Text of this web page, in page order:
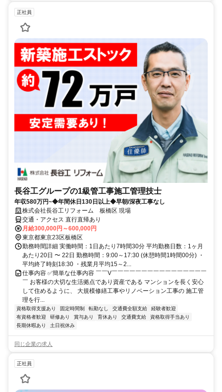
正社員
長谷工グループの1級管工事施工管理技士
年収580万円~◆年間休日130日以上◆早朝/深夜工事なし
株式会社長谷工リフォーム 板橋区 現場
交通・アクセス 直行直帰あり
月給300,000円～600,000円
東京都東京23区板橋区
勤務時間詳細 実働時間：1日あたり7時間30分 平均勤務日数：1ヶ月
あたり20日 〜 22日 勤務時間：9:00～17:30 (休憩時間1時間00分) ・
平均終了時刻18:30 ・残業月平均15～2...
仕事内容 ✅簡単な仕事内容 ￣￣V￣￣￣￣￣￣￣￣￣￣￣￣￣￣￣￣
￣ お客様の大切な生活拠点であり資産である マンションを長く安心
して住めるように、 大規模修繕工事やリノベーション工事の 施工管
理を行...
資格取得支援あり 固定時間制 転勤なし 交通費全額支給
経験者歓迎
有資格者歓迎
研修あり 賞与あり 育休あり 交通費支給
資格取得手当あり
長期休暇あり
土日祝休み
同じ企業の求人
正社員